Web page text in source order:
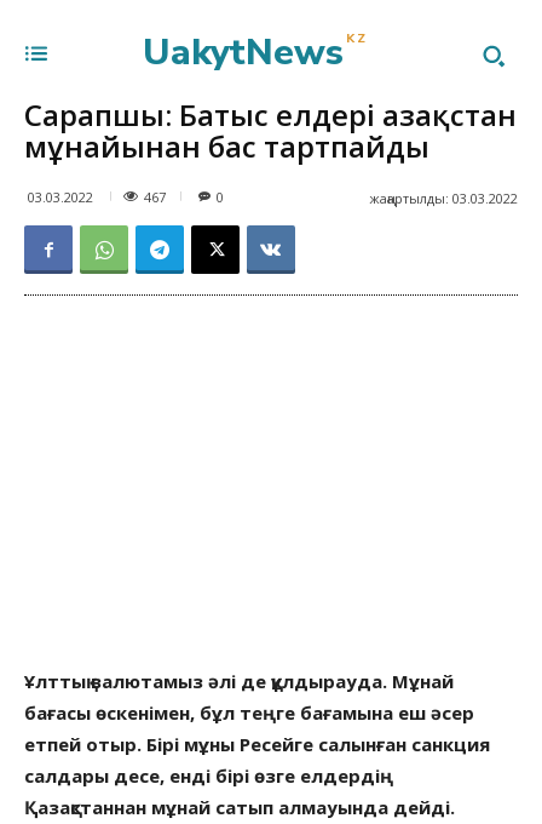
UakytNews KZ
Сарапшы: Батыс елдері Қазақстан
мұнайынан бас тартпайды
03.03.2022 467 жаңартылды: 03.03.2022
0
Ұлттық валютамыз әлі де құлдырауда. Мұнай
бағасы өскенімен, бұл теңге бағамына еш әсер
етпей отыр. Бірі мұны Ресейге салынған санкция
салдары десе, енді бірі өзге елдердің
Қазақстаннан мұнай сатып алмауында дейді.